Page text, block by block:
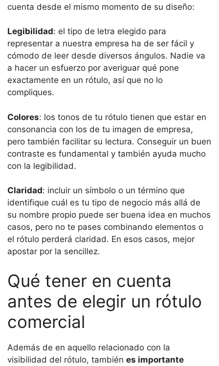
cuenta desde el mismo momento de su diseño:
Legibilidad: el tipo de letra elegido para
representar a nuestra empresa ha de ser fácil y
cómodo de leer desde diversos ángulos. Nadie va
a hacer un esfuerzo por averiguar qué pone
exactamente en un rótulo, así que no lo
compliques.
Colores: los tonos de tu rótulo tienen que estar en
consonancia con los de tu imagen de empresa,
pero también facilitar su lectura. Conseguir un buen
contraste es fundamental y también ayuda mucho
con la legibilidad.
Claridad: incluir un símbolo o un término que
identifique cuál es tu tipo de negocio más allá de
su nombre propio puede ser buena idea en muchos
casos, pero no te pases combinando elementos o
el rótulo perderá claridad. En esos casos, mejor
apostar por la sencillez.
Qué tener en cuenta
antes de elegir un rótulo
comercial
Además de en aquello relacionado con la
visibilidad del rótulo, también es importante